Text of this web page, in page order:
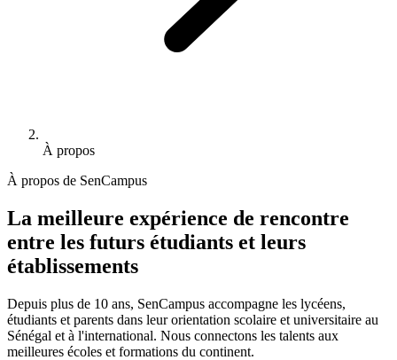
À propos
À propos de SenCampus
La meilleure expérience de rencontre
entre les futurs étudiants et leurs
établissements
Depuis plus de 10 ans, SenCampus accompagne les lycéens,
étudiants et parents dans leur orientation scolaire et universitaire au
Sénégal et à l'international. Nous connectons les talents aux
meilleures écoles et formations du continent.